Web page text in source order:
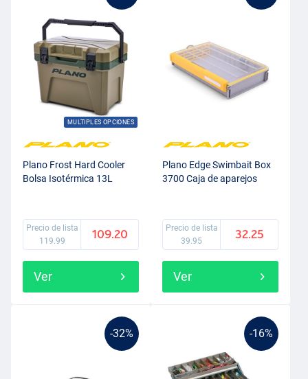
MULTIPLES OPCIONES
Plano Frost Hard Cooler
Bolsa Isotérmica 13L
Precio de lista
119.99
109.20
Ver
Plano Edge Swimbait Box
3700 Caja de aparejos
Precio de lista
39.95
32.25
Ver
-32% -16%